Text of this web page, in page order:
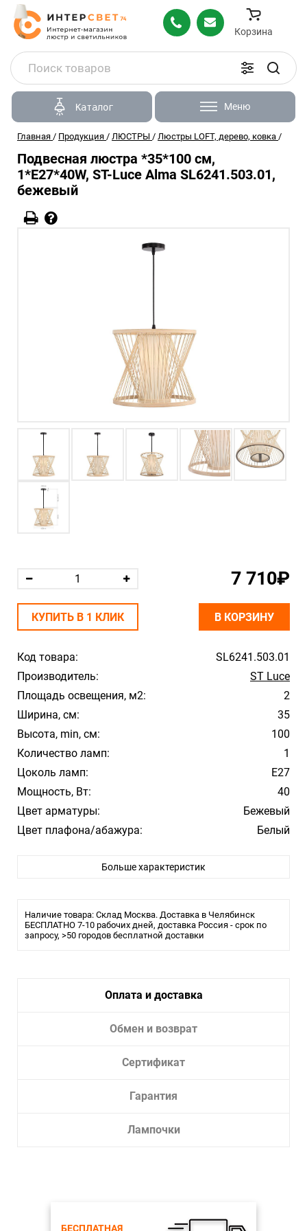
Корзина
Каталог Меню
Главная / Продукция / ЛЮСТРЫ / Люстры LOFT, дерево, ковка /
Подвесная люстра *35*100 см,
1*E27*40W, ST-Luce Alma SL6241.503.01,
бежевый
Код товара:
SL6241.503.01
Производитель:
ST Luce
Площадь освещения, м2:
2
Ширина, см:
35
Высота, min, см:
100
Количество ламп:
1
Цоколь ламп:
E27
Мощность, Вт:
40
Цвет арматуры:
Бежевый
Цвет плафона/абажура:
Белый
Больше характеристик
Наличие товара: Склад Москва. Доставка в Челябинск
БЕСПЛАТНО 7-10 рабочих дней, доставка Россия - срок по
запросу, >50 городов бесплатной доставки
7 710₽
КУПИТЬ В 1 КЛИК В КОРЗИНУ
Оплата и доставка
Обмен и возврат
Сертификат
Гарантия
Лампочки
БЕСПЛАТНАЯ